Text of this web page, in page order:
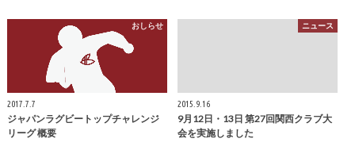
おしらせ
2017.7.7
ジャパンラグビートップチャレンジ
リーグ 概要
ニュース
2015.9.16
9月12日・13日 第27回関西クラブ大
会を実施しました